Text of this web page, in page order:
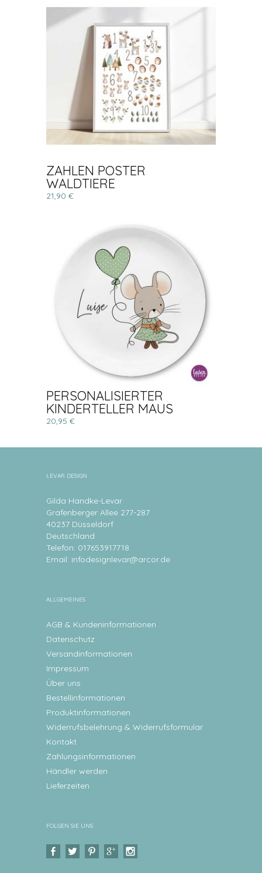
ZAHLEN POSTER
WALDTIERE
21,90 €
PERSONALISIERTER
KINDERTELLER MAUS
20,95 €
LEVAR DESIGN
Gilda Handke-Levar
Grafenberger Allee 277-287
40237 Düsseldorf
Deutschland
Telefon: 017653917718
Email: infodesignlevar@arcor.de
ALLGEMEINES
AGB & Kundeninformationen
Datenschutz
Versandinformationen
Impressum
Über uns
Bestellinformationen
Produktinformationen
Widerrufsbelehrung & Widerrufsformular
Kontakt
Zahlungsinformationen
Händler werden
Lieferzeiten
FOLGEN SIE UNS